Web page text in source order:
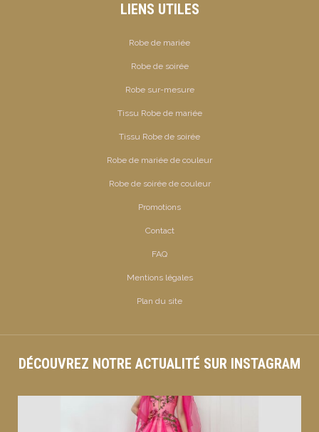
LIENS UTILES
Robe de mariée
Robe de soirée
Robe sur-mesure
Tissu Robe de mariée
Tissu Robe de soirée
Robe de mariée de couleur
Robe de soirée de couleur
Promotions
Contact
FAQ
Mentions légales
Plan du site
DÉCOUVREZ NOTRE ACTUALITÉ SUR INSTAGRAM